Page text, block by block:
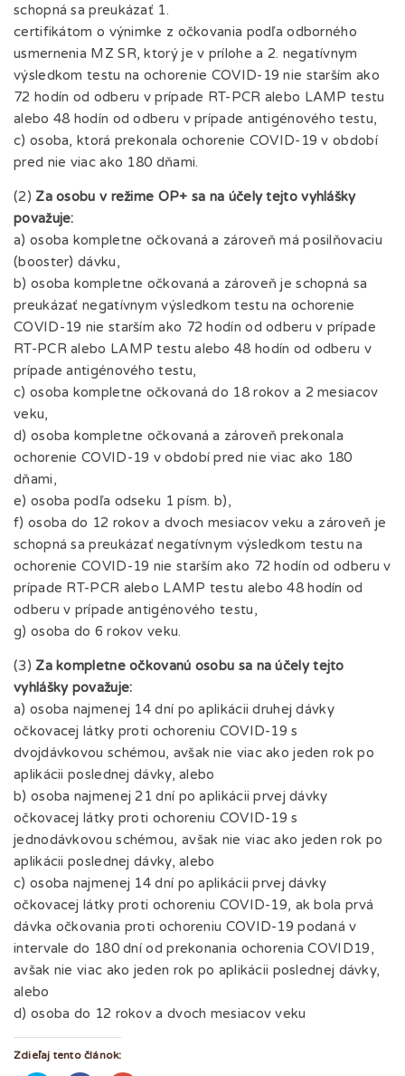
schopná sa preukázať 1.
certifikátom o výnimke z očkovania podľa odborného
usmernenia MZ SR, ktorý je v prílohe a 2. negatívnym
výsledkom testu na ochorenie COVID-19 nie starším ako
72 hodín od odberu v prípade RT-PCR alebo LAMP testu
alebo 48 hodín od odberu v prípade antigénového testu,
c) osoba, ktorá prekonala ochorenie COVID-19 v období
pred nie viac ako 180 dňami.
(2) Za osobu v režime OP+ sa na účely tejto vyhlášky
považuje:
a) osoba kompletne očkovaná a zároveň má posilňovaciu
(booster) dávku,
b) osoba kompletne očkovaná a zároveň je schopná sa
preukázať negatívnym výsledkom testu na ochorenie
COVID-19 nie starším ako 72 hodín od odberu v prípade
RT-PCR alebo LAMP testu alebo 48 hodín od odberu v
prípade antigénového testu,
c) osoba kompletne očkovaná do 18 rokov a 2 mesiacov
veku,
d) osoba kompletne očkovaná a zároveň prekonala
ochorenie COVID-19 v období pred nie viac ako 180
dňami,
e) osoba podľa odseku 1 písm. b),
f) osoba do 12 rokov a dvoch mesiacov veku a zároveň je
schopná sa preukázať negatívnym výsledkom testu na
ochorenie COVID-19 nie starším ako 72 hodín od odberu v
prípade RT-PCR alebo LAMP testu alebo 48 hodín od
odberu v prípade antigénového testu,
g) osoba do 6 rokov veku.
(3) Za kompletne očkovanú osobu sa na účely tejto
vyhlášky považuje:
a) osoba najmenej 14 dní po aplikácii druhej dávky
očkovacej látky proti ochoreniu COVID-19 s
dvojdávkovou schémou, avšak nie viac ako jeden rok po
aplikácii poslednej dávky, alebo
b) osoba najmenej 21 dní po aplikácii prvej dávky
očkovacej látky proti ochoreniu COVID-19 s
jednodávkovou schémou, avšak nie viac ako jeden rok po
aplikácii poslednej dávky, alebo
c) osoba najmenej 14 dní po aplikácii prvej dávky
očkovacej látky proti ochoreniu COVID-19, ak bola prvá
dávka očkovania proti ochoreniu COVID-19 podaná v
intervale do 180 dní od prekonania ochorenia COVID19,
avšak nie viac ako jeden rok po aplikácii poslednej dávky,
alebo
d) osoba do 12 rokov a dvoch mesiacov veku
Zdieľaj tento článok: